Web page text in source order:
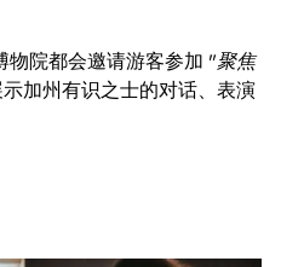
物院都会邀请游客参加 "聚焦
加州有识之士的对话、表演